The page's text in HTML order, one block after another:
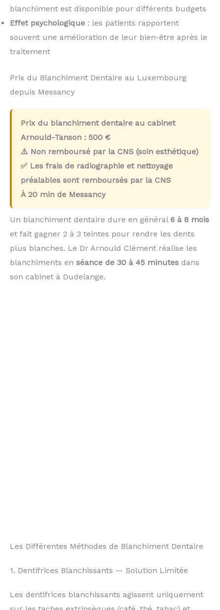
blanchiment est disponible pour différents budgets
Effet psychologique : les patients rapportent
souvent une amélioration de leur bien-être après le
traitement
Prix du Blanchiment Dentaire au Luxembourg
depuis Messancy
Prix du blanchiment dentaire au cabinet
Arnould-Tanson : 500 €
⚠️ Non remboursé par la CNS (soin esthétique)
✅ Les frais de radiographie et nettoyage
préalables sont remboursés par la CNS
À 20 min de Messancy
Un blanchiment dentaire dure en général 6 à 8 mois
et fait gagner 2 à 3 teintes pour rendre les dents
plus blanches. Le Dr Arnould Clément réalise les
blanchiments en séance de 30 à 45 minutes dans
son cabinet à Dudelange.
Les Différentes Méthodes de Blanchiment Dentaire
1. Dentifrices Blanchissants — Solution Limitée
Les dentifrices blanchissants agissent uniquement